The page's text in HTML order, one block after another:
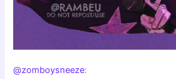
@zomboysneeze: